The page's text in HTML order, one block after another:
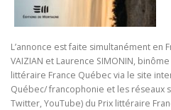
L’annonce est faite simultanément en
VAIZIAN et Laurence SIMONIN,
littéraire France Québec via le site
Québec/ francophonie et les réseaux
Twitter, YouTube) du Prix littéraire